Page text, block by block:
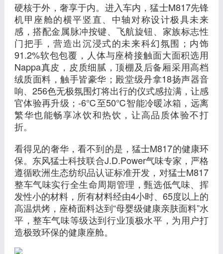
硬核于外，奢享于内。进入车内，猛士M817先锋
机甲座舱的横平竖直、中轴对称设计极具未来
感，搭配金属脉冲按键、飞航旋钮、家族标志性
门把手，营造出沉浸式的未来科幻氛围；内饰
91.2%软包包覆，人体与座椅接触面大面积选用
Nappa真皮，皮质细腻，顶棚及后备厢采用高档
绒质面料，触手皆豪华；殿堂级丹拿18扬声器音
响、256色无极氛围灯将出行的仪式感拉满，让感
官体验再升级；-6℃至50℃智能冷暖冰箱，远离
繁华也能畅享冰饮和热饮，让高品质体验不打
折。
看得见的奢华，看不到的是，猛士M817的健康环
保。东风猛士科技联合J.D.Power气味专家，严格
遵循欧洲生态纺织品认证标准开发，对猛士M817
整车气味实行全生命周期管理，甄选低气味、挥
发性小的材料，所有材料经由4小时、65度以上的
高温烘烤，座椅面料达到“母婴级健康亲肤面料”水
平，整车气味等级达到行业顶极水平，为用户打
造极致环保的健康座舱。